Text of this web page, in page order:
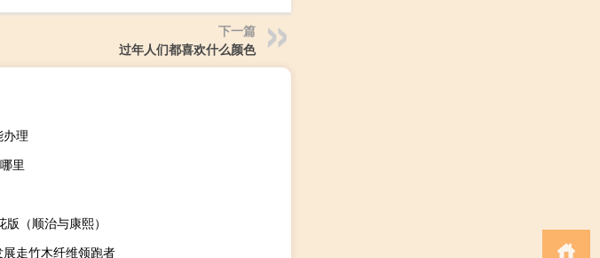
下一篇
过年人们都喜欢什么颜色
理
里
（顺治与康熙）
走竹木纤维领跑者